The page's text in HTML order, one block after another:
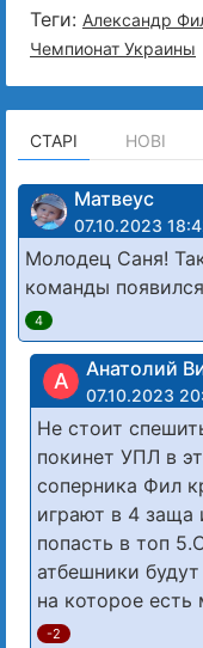
Теги: Александр
Чемпионат Украины
СТАРІ НОВІ
Матвеус
07.10.2023
Молодец Саня!
команды
4
А Анатолий
07.10.2023
Не стоит
покинет УПЛ в
соперника Фил
играют в 4 заща
попасть в топ
атбешники
на которое
-2